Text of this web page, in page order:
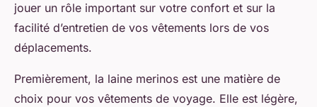
jouer un rôle important sur votre confort et sur la
facilité d’entretien de vos vêtements lors de vos
déplacements.
Premièrement, la laine merinos est une matière de
choix pour vos vêtements de voyage. Elle est légère,